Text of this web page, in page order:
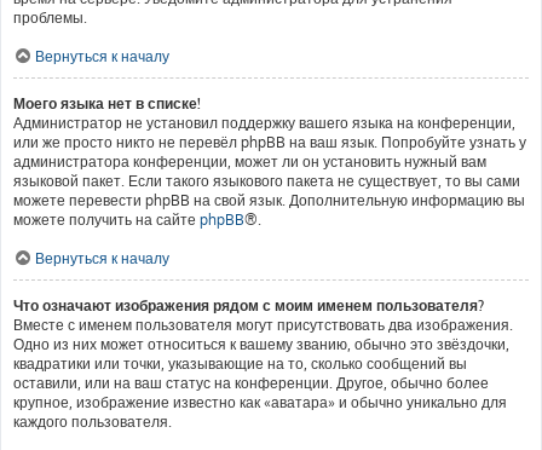
проблемы.
Вернуться к началу
Моего языка нет в списке!
Администратор не установил поддержку вашего языка на конференции,
или же просто никто не перевёл phpBB на ваш язык. Попробуйте узнать у
администратора конференции, может ли он установить нужный вам
языковой пакет. Если такого языкового пакета не существует, то вы сами
можете перевести phpBB на свой язык. Дополнительную информацию вы
можете получить на сайте phpBB®.
Вернуться к началу
Что означают изображения рядом с моим именем пользователя?
Вместе с именем пользователя могут присутствовать два изображения.
Одно из них может относиться к вашему званию, обычно это звёздочки,
квадратики или точки, указывающие на то, сколько сообщений вы
оставили, или на ваш статус на конференции. Другое, обычно более
крупное, изображение известно как «аватара» и обычно уникально для
каждого пользователя.